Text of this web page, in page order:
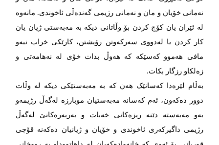
نەمانی خۆیان و مان و نەمانی رژیمی گەندەڵی ئاخوندی. مانەوە
لە ئێران یان کۆچ کردن بۆ وڵاتانی دیکە بە مەبەستی ژیان یان
کار کردن یا لەدووی سەرکەوتن رۆیشتن، کارێکی خراپ نیەو
مافی هەموو کەسێکە کە هەوڵ بدات خۆی لە نەهامەتی و
زەلکاو رزگار بکات.
بەڵام لێرەدا کەسانێک هەن کە بە مەبەستێکی دیکە لە وڵات
دوور دەکەون، ئەم کەسانە مەبەستیان موبارزە لەگەڵ رژیمەو
بەو مەبەستە دێنە ریزەکانی خەبات و بەربەرەکانێ لەگەڵ
رژیمی داگیرکەری ئاخوندی و خۆیان و ژیانیان دەکەنە قۆچی